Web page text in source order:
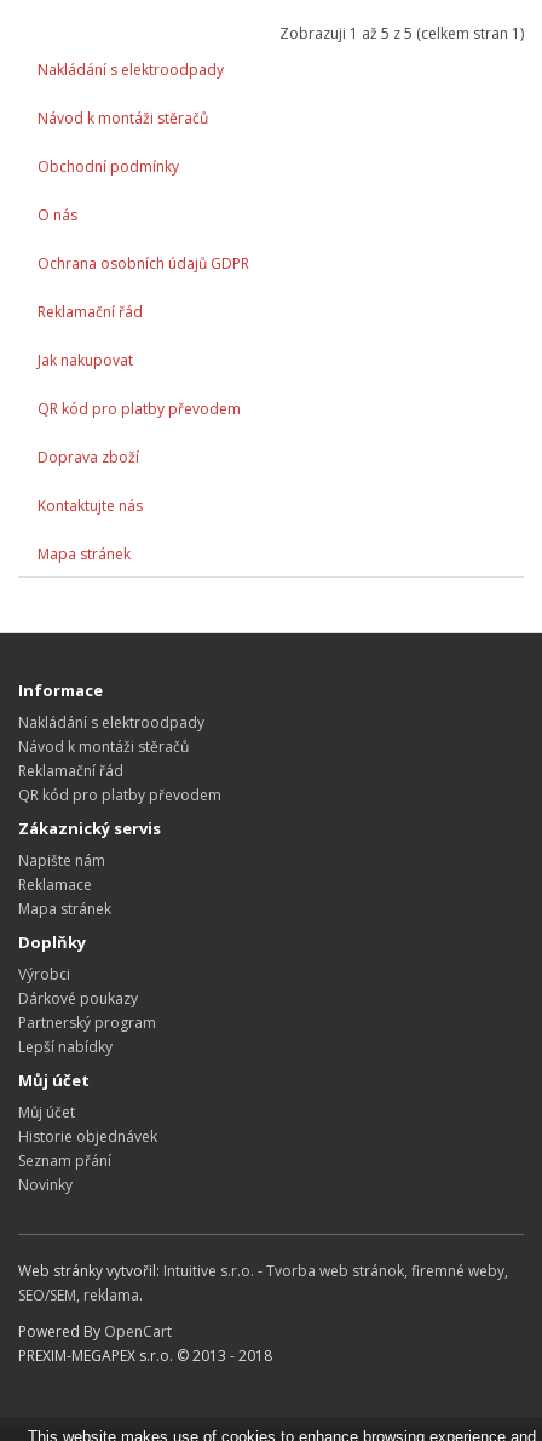
Zobrazuji 1 až 5 z 5 (celkem stran 1)
Nakládání s elektroodpady
Návod k montáži stěračů
Obchodní podmínky
O nás
Ochrana osobních údajů GDPR
Reklamační řád
Jak nakupovat
QR kód pro platby převodem
Doprava zboží
Kontaktujte nás
Mapa stránek
Informace
Nakládání s elektroodpady
Návod k montáži stěračů
Reklamační řád
QR kód pro platby převodem
Zákaznický servis
Napište nám
Reklamace
Mapa stránek
Doplňky
Výrobci
Dárkové poukazy
Partnerský program
Lepší nabídky
Můj účet
Můj účet
Historie objednávek
Seznam přání
Novinky
Web stránky vytvořil: Intuitive s.r.o. - Tvorba web stránok, firemné weby,
SEO/SEM, reklama.
Powered By OpenCart
PREXIM-MEGAPEX s.r.o. © 2013 - 2018
This website makes use of cookies to enhance browsing experience and